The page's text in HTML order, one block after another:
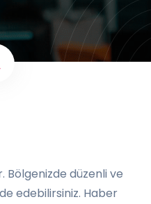
düzenli ve
edebilirsiniz. Haber